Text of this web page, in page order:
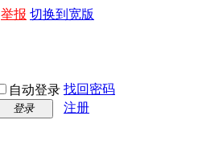
举报 切换到宽版
自动登录 找回密码
登录 注册